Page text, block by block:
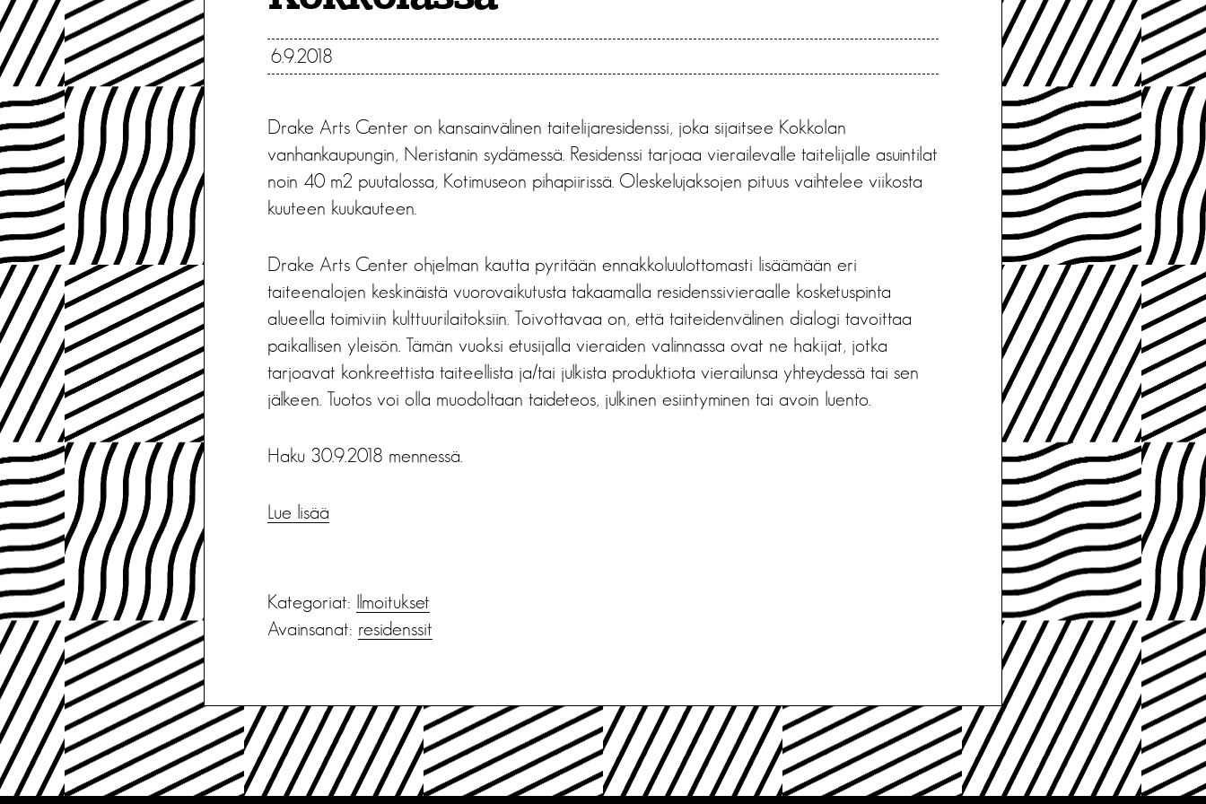
6.9.2018
Drake Arts Center on kansainvälinen taitelijaresidenssi, joka sijaitsee Kokkolan
vanhankaupungin, Neristanin sydämessä. Residenssi tarjoaa vierailevalle taitelijalle asuintilat
noin 40 m2 puutalossa, Kotimuseon pihapiirissä. Oleskelujaksojen pituus vaihtelee viikosta
kuuteen kuukauteen.
Drake Arts Center ohjelman kautta pyritään ennakkoluulottomasti lisäämään eri
taiteenalojen keskinäistä vuorovaikutusta takaamalla residenssivieraalle kosketuspinta
alueella toimiviin kulttuurilaitoksiin. Toivottavaa on, että taiteidenvälinen dialogi tavoittaa
paikallisen yleisön. Tämän vuoksi etusijalla vieraiden valinnassa ovat ne hakijat, jotka
tarjoavat konkreettista taiteellista ja/tai julkista produktiota vierailunsa yhteydessä tai sen
jälkeen. Tuotos voi olla muodoltaan taideteos, julkinen esiintyminen tai avoin luento.
Haku 30.9.2018 mennessä.
Lue lisää
Kategoriat: Ilmoitukset
Avainsanat: residenssit